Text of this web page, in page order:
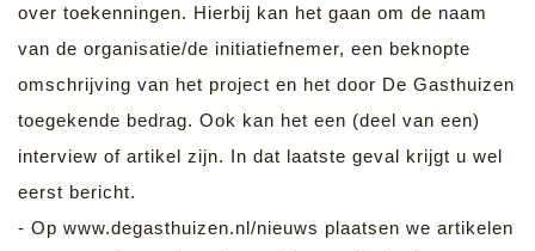
over toekenningen. Hierbij kan het gaan om de naam
van de organisatie/de initiatiefnemer, een beknopte
omschrijving van het project en het door De Gasthuizen
toegekende bedrag. Ook kan het een (deel van een)
interview of artikel zijn. In dat laatste geval krijgt u wel
eerst bericht.
- Op www.degasthuizen.nl/nieuws plaatsen we artikelen